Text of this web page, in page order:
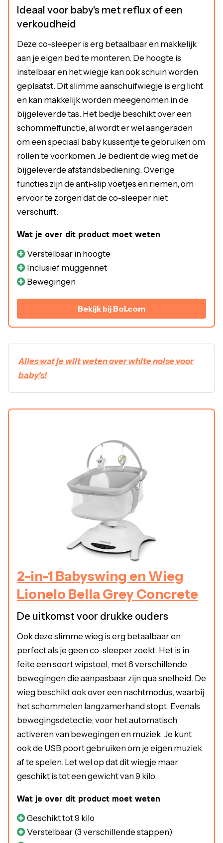
Ideaal voor baby's met reflux of een
verkoudheid
Deze co-sleeper is erg betaalbaar en makkelijk
aan je eigen bed te monteren. De hoogte is
instelbaar en het wiegje kan ook schuin worden
geplaatst. Dit slimme aanschuifwiegje is erg licht
en kan makkelijk worden meegenomen in de
bijgeleverde tas. Het bedje beschikt over een
schommelfunctie, al wordt er wel aangeraden
om een speciaal baby kussentje te gebruiken om
rollen te voorkomen. Je bedient de wieg met de
bijgeleverde afstandsbediening. Overige
functies zijn de anti-slip voetjes en riemen, om
ervoor te zorgen dat de co-sleeper niet
verschuift.
Wat je over dit product moet weten
Verstelbaar in hoogte
Inclusief muggennet
Bewegingen
Bekijk bij Bol.com
Alles wat je wilt weten over white noise voor
baby's!
2-in-1 Babyswing en Wieg
Lionelo Bella Grey Concrete
De uitkomst voor drukke ouders
Ook deze slimme wieg is erg betaalbaar en
perfect als je geen co-sleeper zoekt. Het is in
feite een soort wipstoel, met 6 verschillende
bewegingen die aanpasbaar zijn qua snelheid. De
wieg beschikt ook over een nachtmodus, waarbij
het schommelen langzamerhand stopt. Evenals
bewegingsdetectie, voor het automatisch
activeren van bewegingen en muziek. Je kunt
ook de USB poort gebruiken om je eigen muziek
af te spelen. Let wel op dat dit wiegje maar
geschikt is tot een gewicht van 9 kilo.
Wat je over dit product moet weten
Geschikt tot 9 kilo
Verstelbaar (3 verschillende stappen)